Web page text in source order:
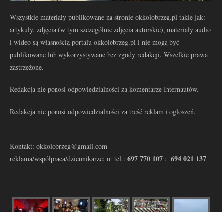
Wszystkie materiały publikowane na stronie okkolobrzeg.pl takie jak:
artykuły, zdjęcia (w tym szczególnie zdjęcia autorskie), materiały audio
i wideo są własnością portalu okkolobrzeg.pl i nie mogą być
publikowane lub wykorzystywane bez zgody redakcji. Wszelkie prawa
zastrzeżone.
Redakcja nie ponosi odpowiedzialności za komentarze Internautów.
Redakcja nie ponosi odpowiedzialności za treść reklam i ogłoszeń.
Kontakt: okkolobrzeg@gmail.com
reklama/współpraca/dziennikarze: nr tel.: 697 770 107 : 694 021 137